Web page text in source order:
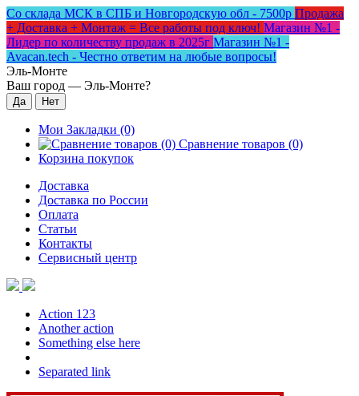
Со склада МСК в СПБ и Новгородскую обл - 7500р Продажа
+ Доставка + Монтаж = Все работы под ключ! Магазин №1 -
Лидер по количеству продаж в 2025г Магазин №1 -
Avacan.tech - Честно ответим на любые вопросы!
Эль-Монте
Ваш город — Эль-Монте?
Мои Закладки (0)
Сравнение товаров (0)
Корзина покупок
Доставка
Доставка по России
Оплата
Статьи
Контакты
Сервисный центр
Action 123
Another action
Something else here
Separated link